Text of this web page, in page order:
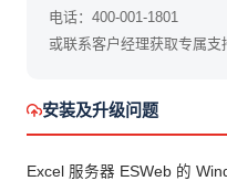
电话：400-001-1801
或联系客户经理获取专属支
安装及升级问题
Excel 服务器 ESWeb 的